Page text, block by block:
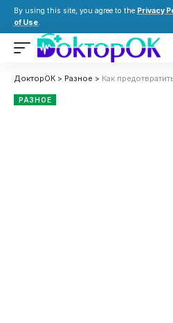
By using this site, you agree to the Privacy
of Use.
ДокторОК > Разное > Как предотвратить диабет
РАЗНОЕ